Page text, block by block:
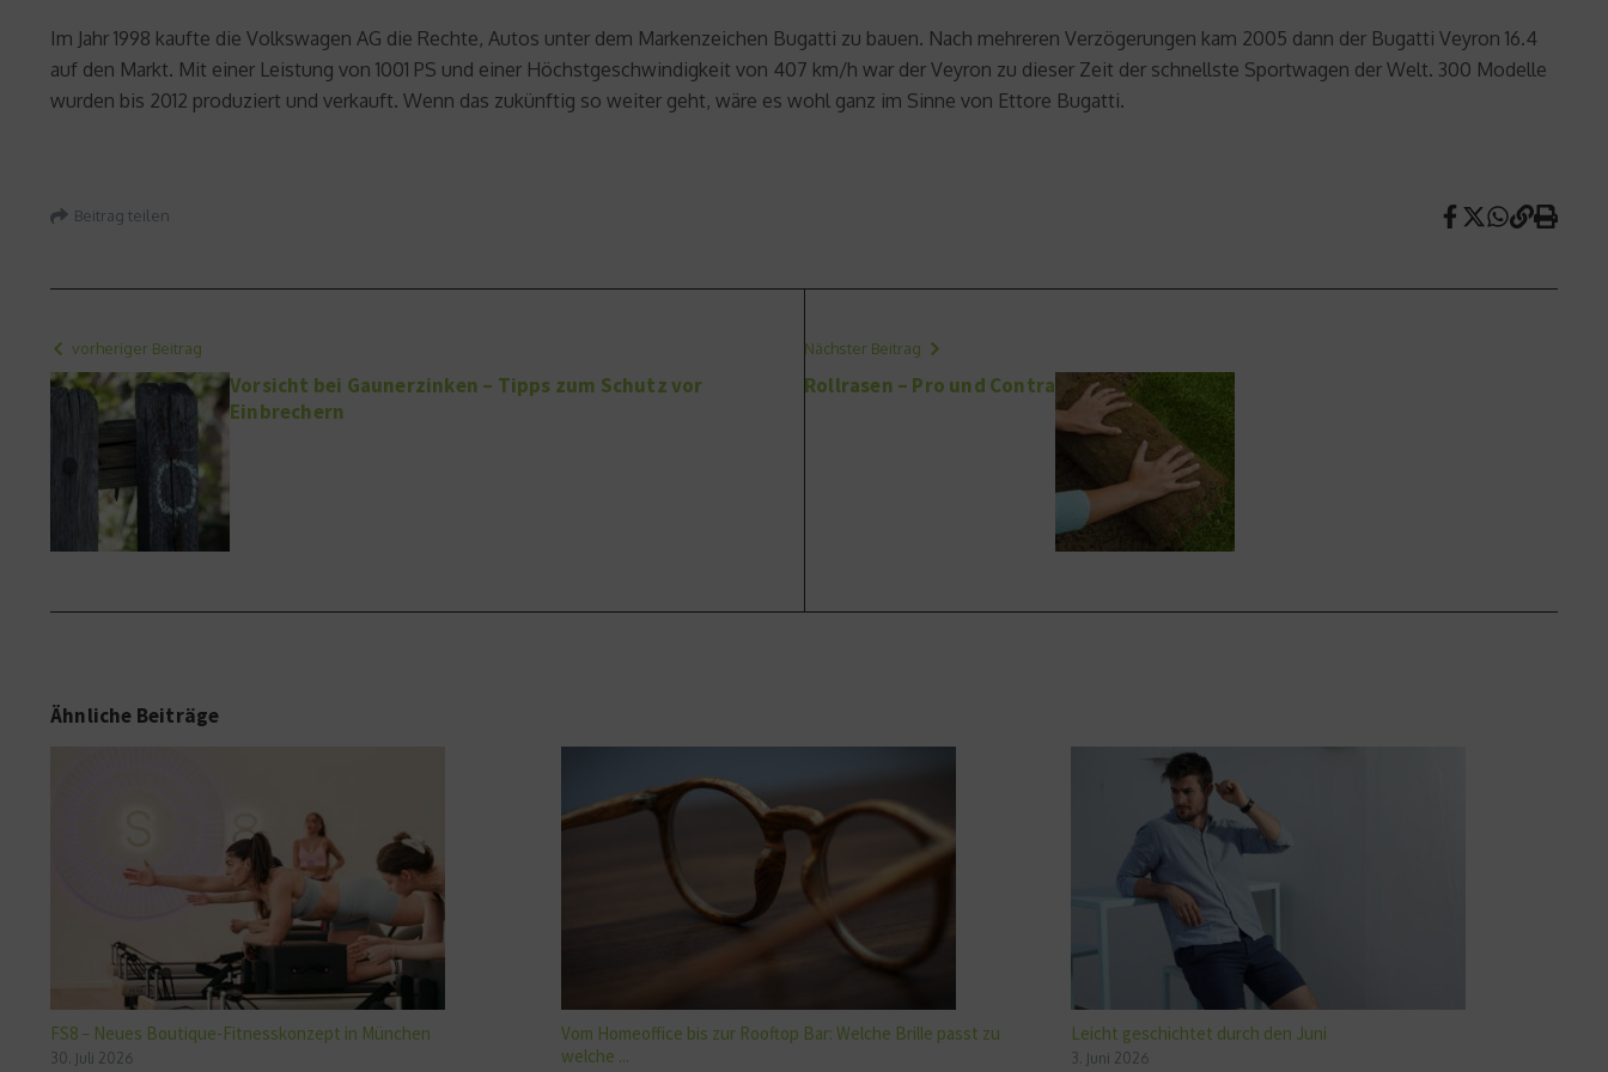
Im Jahr 1998 kaufte die Volkswagen AG die Rechte, Autos unter dem Markenzeichen Bugatti zu bauen. Nach mehreren Verzögerungen kam 2005 dann der Bugatti Veyron 16.4
auf den Markt. Mit einer Leistung von 1001 PS und einer Höchstgeschwindigkeit von 407 km/h war der Veyron zu dieser Zeit der schnellste Sportwagen der Welt. 300 Modelle
wurden bis 2012 produziert und verkauft. Wenn das zukünftig so weiter geht, wäre es wohl ganz im Sinne von Ettore Bugatti.
Beitrag teilen
vorheriger Beitrag
Vorsicht bei Gaunerzinken – Tipps zum Schutz vor
Einbrechern
Nächster Beitrag
Rollrasen – Pro und Contra
Ähnliche Beiträge
FS8 – Neues Boutique-Fitnesskonzept in München
30. Juli 2026
Vom Homeoffice bis zur Rooftop Bar: Welche Brille passt zu
welche ...
Leicht geschichtet durch den Juni
3. Juni 2026